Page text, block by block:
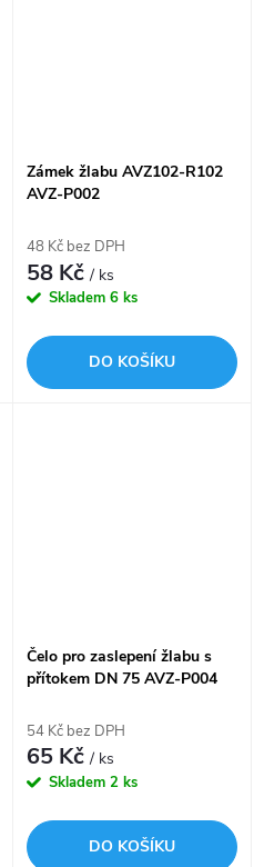
Zámek žlabu AVZ102-R102
AVZ-P002
48 Kč bez DPH
58 Kč/ ks
Skladem 6 ks
DO KOŠÍKU
Čelo pro zaslepení žlabu s
přítokem DN 75 AVZ-P004
54 Kč bez DPH
65 Kč/ ks
Skladem 2 ks
DO KOŠÍKU